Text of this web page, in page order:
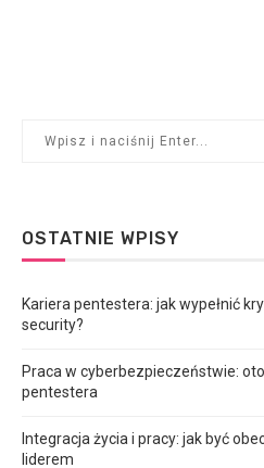
OSTATNIE WPISY
Kariera pentestera: jak wypełnić
security?
Praca w cyberbezpieczeństwie:
pentestera
Integracja życia i pracy: jak być
liderem